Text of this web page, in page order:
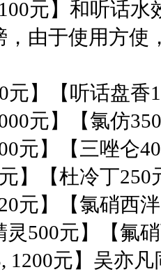
元】和听话
，由于使用方
元】【听话盘
元】【氯仿
元】【三唑仑
元】【杜冷丁
元】【氯硝西
500元】【氟
1200元】吴亦